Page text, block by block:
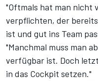
"Oftmals hat man nicht
verpflichten, der
ist und gut ins Team
"Manchmal muss man
verfügbar ist. Doch
in das Cockpit setzen."